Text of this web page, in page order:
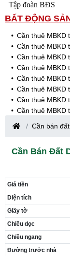
Tập đoàn BĐS
BẤT ĐỘNG
Cần thuê MBKD
Cần thuê MBKD
Cần thuê MBKD
Cần thuê MBKD
Cần thuê
Cần thuê MBKD
Cần thuê MBKD
Cần thuê MBKD
Cần thuê MBKD
Cần thuê
Cần thuê MBKD
Cần thuê MBKD
Cần thuê MBKD
Cần thuê MBKD
Cần thuê
Cần thuê MBKD
Cần thuê MBKD
Cần thuê MBKD
Cần bán
Cần Bán Đất
Giá tiền
Diện tích
Giấy tờ
Chiều dọc
Chiều ngang
Đường trước nhà